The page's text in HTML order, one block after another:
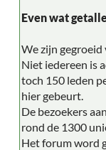
Even wat
We zijn gegroeid
Niet iedereen is
toch 150 leden
hier gebeurt.
De bezoekers
rond de 1300
Het forum word